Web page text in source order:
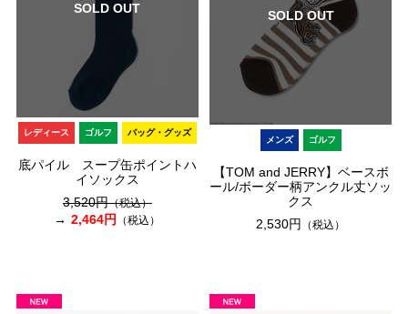
SOLD OUT
レディース ゴルフ バッグ・グッズ
底パイル スープ缶ポイントハ
イソックス
3,520円（税込）
2,464円 （税込）
SOLD OUT
メンズ ゴルフ
【TOM and JERRY】ベースボ
ール/ボーダー柄アンクル丈ソッ
クス
2,530円
（税込）